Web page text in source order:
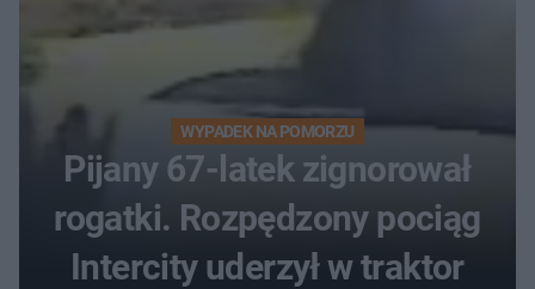
WYPADEK NA POMORZU
Pijany 67-latek zignorował
rogatki. Rozpędzony pociąg
Intercity uderzył w traktor